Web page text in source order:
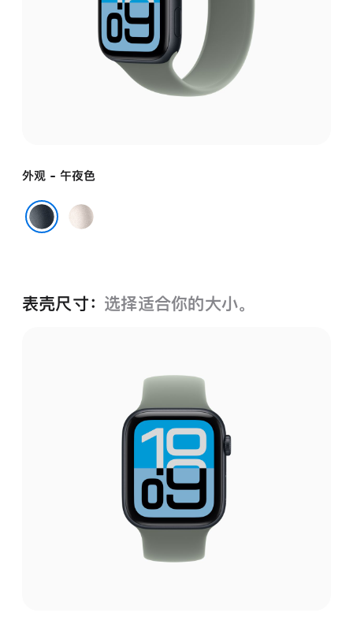
外观 - 午夜色
星
表壳尺寸： 选择适合你的大小。